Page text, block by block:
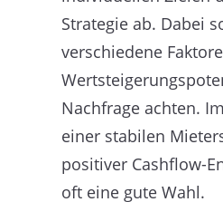
Strategie ab. Dabei
verschiedene
Nachfrage achten.
einer stabilen
positiver Cashflow-
oft eine gute Wahl.